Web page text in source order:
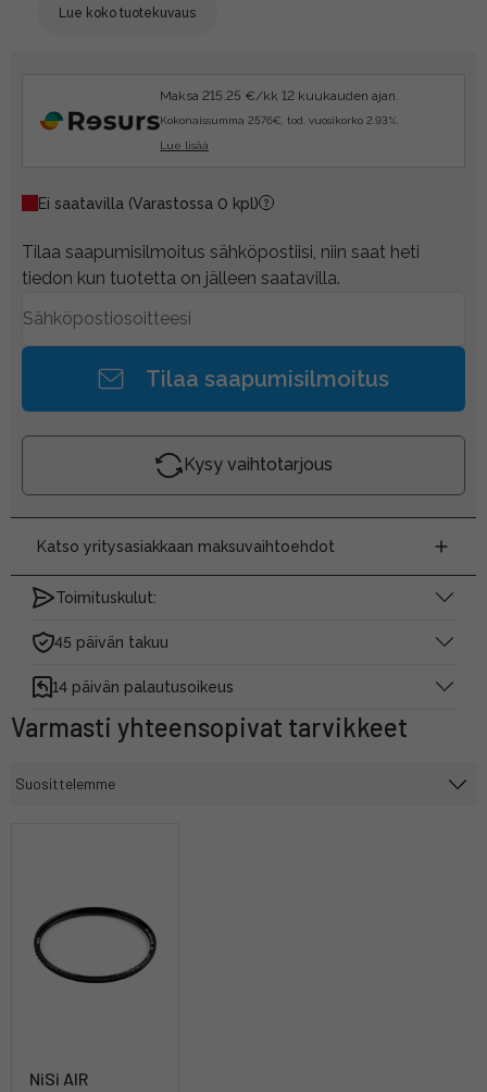
Lue koko tuotekuvaus
Maksa 215.25 €/kk 12 kuukauden ajan.
Kokonaissumma 2576€, tod. vuosikorko 2.93%.
Lue lisää
Ei saatavilla (Varastossa 0 kpl)
Tilaa saapumisilmoitus sähköpostiisi, niin saat heti
tiedon kun tuotetta on jälleen saatavilla.
Tilaa saapumisilmoitus
Kysy vaihtotarjous
Katso yritysasiakkaan maksuvaihtoehdot
Toimituskulut:
45 päivän takuu
14 päivän palautusoikeus
Varmasti yhteensopivat tarvikkeet
NiSi AIR